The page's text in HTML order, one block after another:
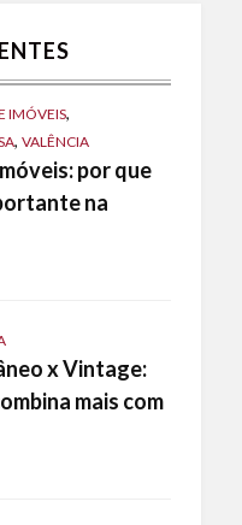
IMÓVEIS,
, VALÊNCIA
por que
na
x Vintage:
mais com